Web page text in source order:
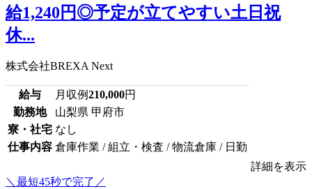
給1,240円◎予定が立てやすい土日祝
休...
株式会社BREXA Next
給与 月収例210,000円
勤務地
山梨県 甲府市
寮・社宅 なし
仕事内容 倉庫作業 / 組立・検査 / 物流倉庫 / 日勤
詳細を表示
＼最短45秒で完了／